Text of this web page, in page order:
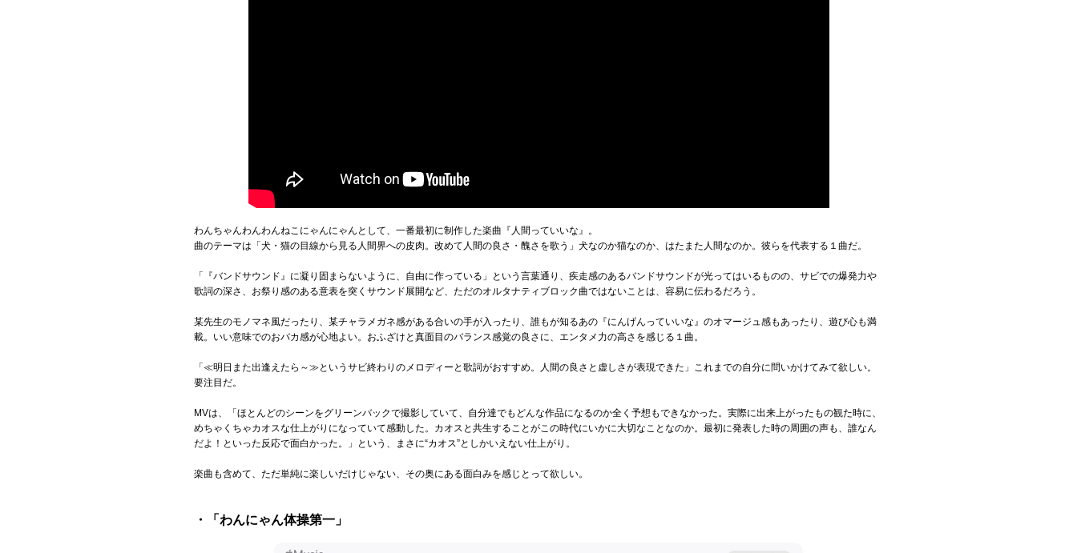
わんちゃんわんわんねこにゃんにゃんとして、一番最初に制作した楽曲『人間っていいな』。
曲のテーマは「犬・猫の目線から見る人間界への皮肉。改めて人間の良さ・醜さを歌う」犬なのか猫なのか、はたまた人間なのか。彼らを代表する１曲だ。
「『バンドサウンド』に凝り固まらないように、自由に作っている」という言葉通り、疾走感のあるバンドサウンドが光ってはいるものの、サビでの爆発力や
歌詞の深さ、お祭り感のある意表を突くサウンド展開など、ただのオルタナティブロック曲ではないことは、容易に伝わるだろう。
某先生のモノマネ風だったり、某チャラメガネ感がある合いの手が入ったり、誰もが知るあの『にんげんっていいな』のオマージュ感もあったり、遊び心も満
載。いい意味でのおバカ感が心地よい。おふざけと真面目のバランス感覚の良さに、エンタメ力の高さを感じる１曲。
「≪明日また出逢えたら～≫というサビ終わりのメロディーと歌詞がおすすめ。人間の良さと虚しさが表現できた」これまでの自分に問いかけてみて欲しい。
要注目だ。
MVは、「ほとんどのシーンをグリーンバックで撮影していて、自分達でもどんな作品になるのか全く予想もできなかった。実際に出来上がったもの観た時に、
めちゃくちゃカオスな仕上がりになっていて感動した。カオスと共生することがこの時代にいかに大切なことなのか。最初に発表した時の周囲の声も、誰なん
だよ！といった反応で面白かった。」という、まさに“カオス”としかいえない仕上がり。
楽曲も含めて、ただ単純に楽しいだけじゃない、その奥にある面白みを感じとって欲しい。
・「わんにゃん体操第一」